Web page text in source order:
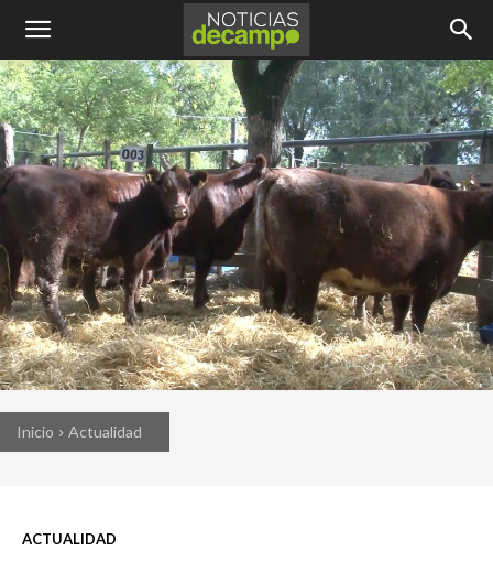
Inicio Actualidad
ACTUALIDAD